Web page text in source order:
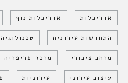
אדריכלות אדריכלות נוף
התחדשות עירונית טכנולוגיה
מרחב ציבורי מרכז-פריפריה
עיצוב עירוני עירוניות